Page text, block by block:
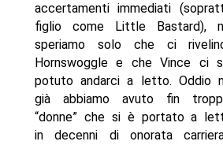
accertamenti immediati
figlio come Little Bastard),
speriamo solo che ci
Hornswoggle e che Vince ci
potuto andarci a letto. Oddio
già abbiamo avuto fin
“donne” che si è portato a
in decenni di onorata